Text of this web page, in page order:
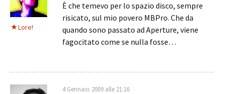
Lore!
È che temevo per lo spazio disco, sempre
risicato, sul mio povero MBPro. Che da
quando sono passato ad Aperture, viene
fagocitato come se nulla fosse…
4 Gennaio 2009 alle 21:16